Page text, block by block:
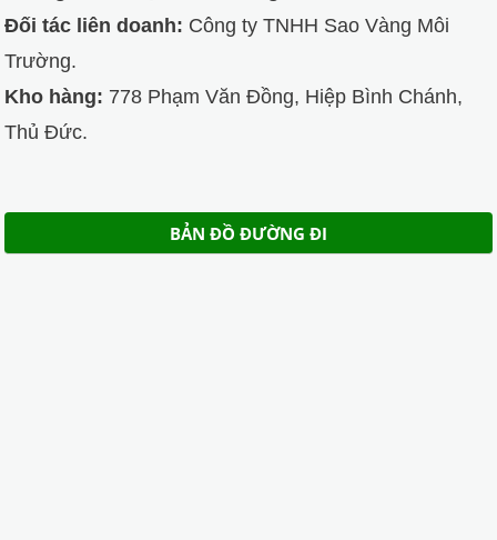
Đối tác liên doanh: Công ty TNHH Sao Vàng Môi
Trường.
Kho hàng: 778 Phạm Văn Đồng, Hiệp Bình Chánh,
Thủ Đức.
BẢN ĐỒ ĐƯỜNG ĐI